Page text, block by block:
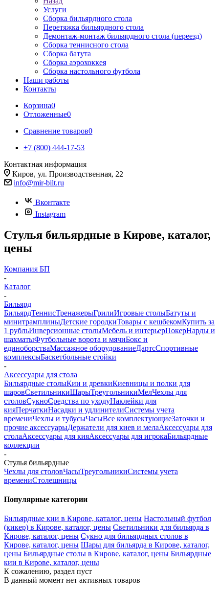
Услуги
Сборка бильярдного стола
Перетяжка бильярдного стола
Демонтаж-монтаж бильярдного стола (переезд)
Сборка теннисного стола
Сборка батута
Сборка аэрохоккея
Сборка настольного футбола
Наши работы
Контакты
Корзина0
Отложенные0
Сравнение товаров0
+7 (800) 444-17-53
Контактная информация
Киров, ул. Производственная, 22
info@mir-bilt.ru
Вконтакте
Instagram
Стулья бильярдные в Кирове, каталог,
цены
Компания БП
-
Каталог
-
Бильярд
БильярдТеннисТренажерыГрилиИгровые столыБатуты и
минитрамплиныДетские городкиТовары с кешбекомКупить за
1 рубльИнверсионные столыМебель и интерьерПокерНарды и
шахматыФутбольные ворота и мячиБокс и
единоборстваМассажное оборудованиеДартсСпортивные
комплексыБаскетбольные стойки
-
Аксессуары для стола
Бильярдные столыКии и древкиКиевницы и полки для
шаровСветильникиШарыТреугольникиМелЧехлы для
столовСукноСредства по уходуНаклейки для
кияПерчаткиНасадки и удлинителиСистемы учета
времениЧехлы и тубусыЧасыВсе комплектующиеЗаточки и
прочие аксессуарыДержатели для киев и мелаАксессуары для
столаАксессуары для кияАксессуары для игрокаБильярдные
коллекции
-
Стулья бильярдные
Чехлы для столовЧасыТреугольникиСистемы учета
времениСтолешницы
Популярные категории
Бильярдные кии в Кирове, каталог, цены Настольный футбол
(кикер) в Кирове, каталог, цены Светильники для бильярда в
Кирове, каталог, цены Сукно для бильярдных столов в
Кирове, каталог, цены Шары для бильярда в Кирове, каталог,
цены Бильярдные столы в Кирове, каталог, цены Бильярдные
кии в Кирове, каталог, цены
К сожалению, раздел пуст
В данный момент нет активных товаров